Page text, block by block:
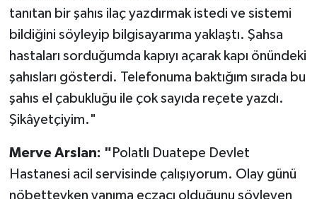
tanıtan bir şahıs ilaç yazdırmak istedi ve sistemi
bildiğini söyleyip bilgisayarıma yaklaştı. Şahsa
hastaları sorduğumda kapıyı açarak kapı önündeki
şahısları gösterdi. Telefonuma baktığım sırada bu
şahıs el çabukluğu ile çok sayıda reçete yazdı.
Şikâyetçiyim."
Merve Arslan: " Polatlı Duatepe Devlet
Hastanesi acil servisinde çalışıyorum. Olay günü
nöbetteyken yanıma eczacı olduğunu söyleyen